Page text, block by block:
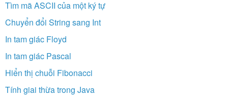
Tìm mã ASCII của một ký tự
Chuyển đổi String sang Int
In tam giác Floyd
In tam giác Pascal
Hiển thị chuỗi Fibonacci
Tính giai thừa trong Java